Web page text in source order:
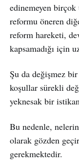
edinemeyen birçok
reformu öneren
reform hareketi,
kapsamadığı için
Şu da değişmez
koşullar sürekli
yeknesak bir
Bu nedenle,
olarak gözden
gerekmektedir.